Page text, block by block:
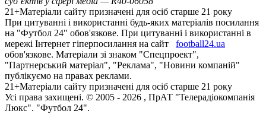
21+Матеріали сайту призначені для осіб старше 21 року
При цитуванні і використанні будь-яких матеріалів посилання
на "Футбол 24" обов'язкове. При цитуванні і використанні в
мережі Інтернет гіперпосилання на сайт
football24.ua
обов'язкове. Матеріали зі знаком "Спецпроект",
"Партнерський матеріал", "Реклама", "Новини компаній"
публікуємо на правах реклами.
21+Матеріали сайту призначені для осіб старше 21 року
Усi права захищенi. © 2005 - 2026 , ПрАТ "Телерадіокомпанія
Люкс". "Футбол 24".